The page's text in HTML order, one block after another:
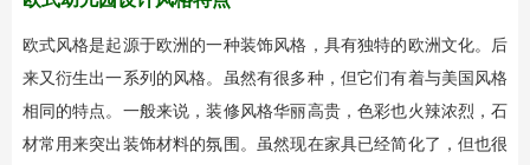
欧式风格是起源于欧洲的一种装饰风格，具有独特的欧洲文化。后
来又衍生出一系列的风格。虽然有很多种，但它们有着与美国风格
相同的特点。一般来说，装修风格华丽高贵，色彩也火辣浓烈，石
材常用来突出装饰材料的氛围。虽然现在家具已经简化了，但也很